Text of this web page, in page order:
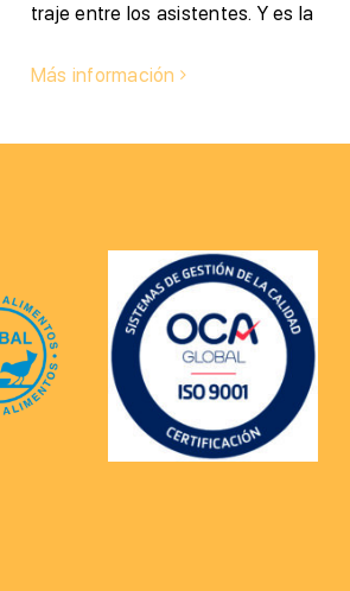
traje entre los asistentes. Y es la
Más información